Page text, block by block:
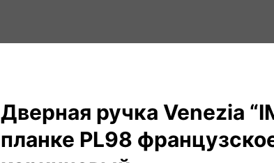
Дверная ручка Venezia
планке PL98